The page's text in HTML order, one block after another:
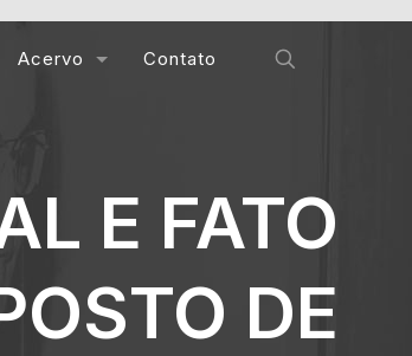
Acervo Contato
E FATO
DE